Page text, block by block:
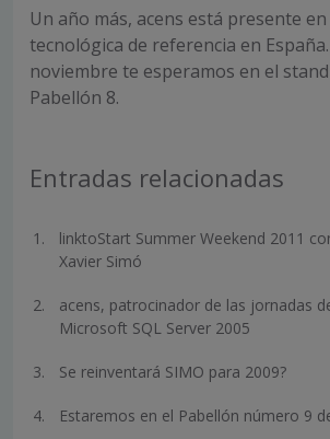
Un año más, acens está presente
tecnológica de referencia en
noviembre te esperamos en el
Pabellón 8.
Entradas relacionadas
linktoStart Summer Weekend 2011
Xavier Simó
acens, patrocinador de las jornadas
Microsoft SQL Server 2005
Se reinventará SIMO para 2009?
Estaremos en el Pabellón número 9